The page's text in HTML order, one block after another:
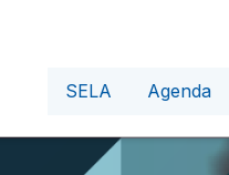
SELA Agenda